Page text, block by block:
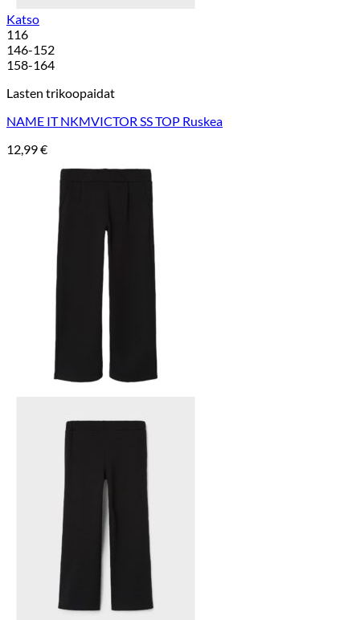
Katso
116
146-152
158-164
Lasten trikoopaidat
NAME IT NKMVICTOR SS TOP Ruskea
12,99€